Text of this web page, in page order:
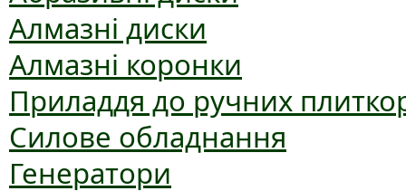
Алмазні диски
Алмазні коронки
Приладдя до ручних
Силове обладнання
Генератори